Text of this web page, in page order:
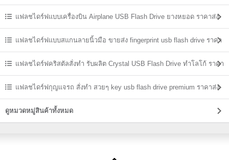
ราคาถูกแฟลชไดร์ฟแบบเครื่องบิน Airplane USB Flash Drive ยางหยอด ราคาส่ง
แฟลชไดร์ฟแบบสแกนลายนิ้วมือ ขายส่ง fingerprint usb flash drive ราคา
ถูก แฟลชไดร์ฟคริสตัลสั่งทำ รับผลิต Crystal USB Flash Drive ทำโลโก้ ราคา
ส่ง แฟลชไดร์ฟกุญแจรถ สั่งทำ สวยๆ key usb flash drive premium ราคาส่ง
ดูหมวดหมู่สินค้าทั้งหมด